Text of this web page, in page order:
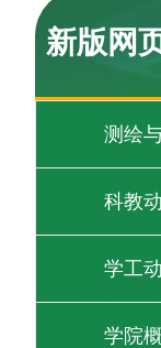
新版网
测绘
科教
学工
学院